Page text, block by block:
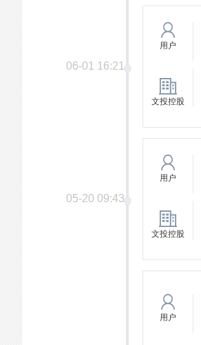
06-01 16:21
用户
文投控股
05-20 09:43
用户
文投控股
用户